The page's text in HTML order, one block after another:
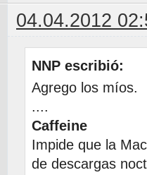
04.04.2012
NNP escribió:
Agrego los míos.
....
Caffeine
Impide que la
de descargas